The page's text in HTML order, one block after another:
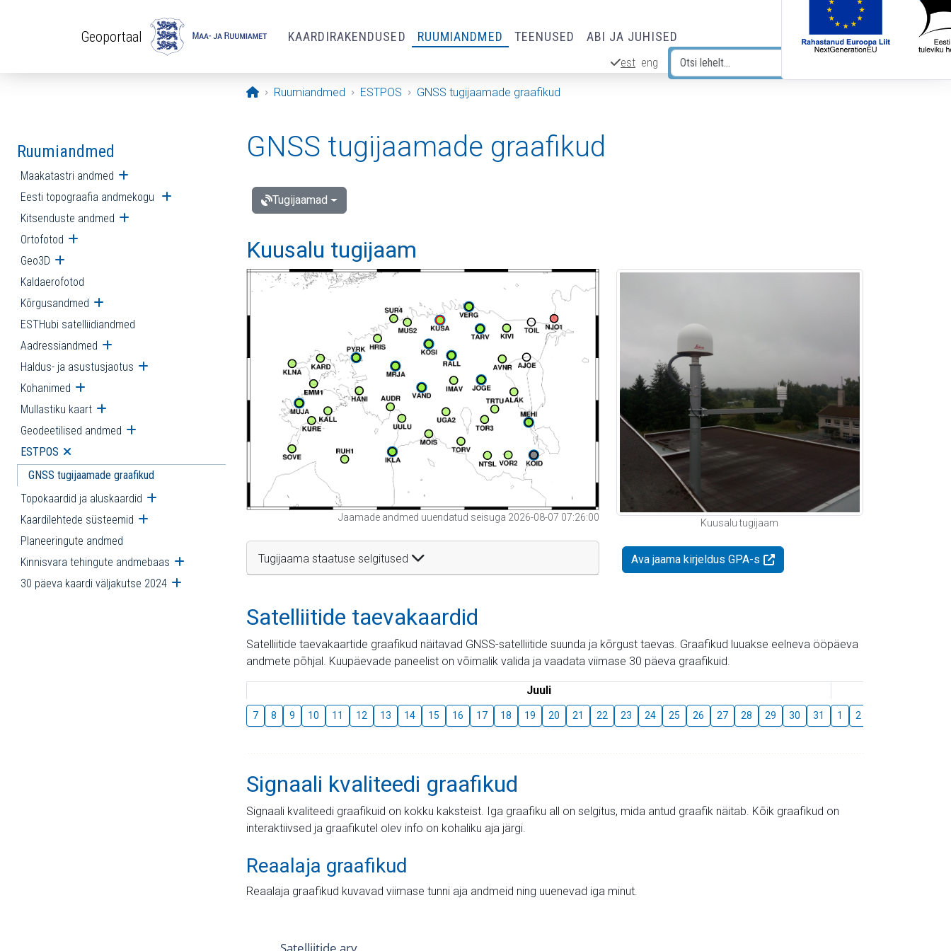
Geoportaal KAARDIRAKENDUSED RUUMIANDMED TEENUSED ABI JA JUHISED
est eng
Avaleht
Ruumiandmed ESTPOS GNSS tugijaamade graafikud
Ruumiandmed
Maakatastri andmed Ava alammenüü
Eesti topograafia andmekogu Ava alammenüü
Kitsenduste andmed Ava alammenüü
Ortofotod Ava alammenüü
Geo3D Ava alammenüü
Kaldaerofotod
Kõrgusandmed Ava alammenüü
ESTHubi satelliidiandmed
Aadressiandmed Ava alammenüü
Haldus- ja asustusjaotus Ava alammenüü
Kohanimed Ava alammenüü
Mullastiku kaart Ava alammenüü
Geodeetilised andmed Ava alammenüü
ESTPOS Ava alammenüü
GNSS tugijaamade graafikud
Topokaardid ja aluskaardid Ava alammenüü
Kaardilehtede süsteemid Ava alammenüü
Planeeringute andmed
Kinnisvara tehingute andmebaas Ava alammenüü
30 päeva kaardi väljakutse 2024 Ava alammenüü
GNSS tugijaamade graafikud
Tugijaamad
Kuusalu tugijaam
Jaamade andmed uuendatud seisuga 2026-08-07 07:26:00
Tugijaama staatuse selgitused
Kuusalu tugijaam
Ava jaama kirjeldus GPA-s
Satelliitide taevakaardid
Satelliitide taevakaartide graafikud näitavad GNSS-satelliitide suunda ja kõrgust taevas. Graafikud luuakse eelneva ööpäeva
andmete põhjal. Kuupäevade paneelist on võimalik valida ja vaadata viimase 30 päeva graafikuid.
Juuli
7 8 9 10 11 12 13 14 15 16 17 18 19 20 21 22 23 24 25 26 27 28 29 30 31 1 2
Signaali kvaliteedi graafikud
Signaali kvaliteedi graafikuid on kokku kaksteist. Iga graafiku all on selgitus, mida antud graafik näitab. Kõik graafikud on
interaktiivsed ja graafikutel olev info on kohaliku aja järgi.
Reaalaja graafikud
Reaalaja graafikud kuvavad viimase tunni aja andmeid ning uuenevad iga minut.